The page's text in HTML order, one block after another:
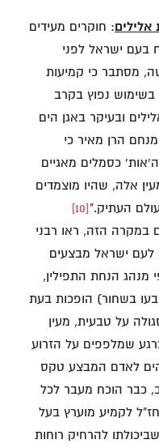
אלילים: חוקרים מעידים
בעם ישראל לפני
מסתבר כי קמיעות
בשימוש נפוץ בקרב
ובעיקר באגן הים
הרן מאיר כי
כסמלים מאגיים
אלה, שהיו מוצמדים
העתיק."[10]
במקרה הזה, ראו רבני
ישראל מבצעים
מנהג הנחת התפילין,
בשחור) הופכות בעת
על טבעית, מעין
שמלפפים על הזרוע
לאדם המבצע טקס
כבר הוכח מעבר לכל
לקמיע מוערץ בעל
להרחיק רוחות